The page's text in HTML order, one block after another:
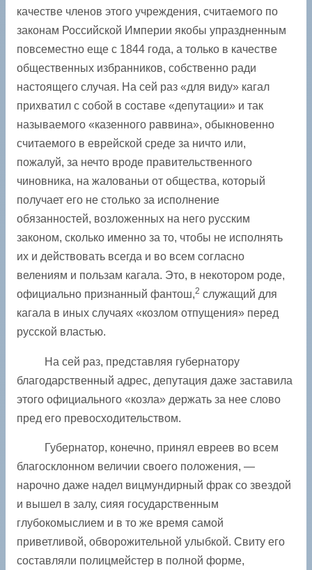
качестве членов этого учреждения, считаемого по
законам Российской Империи якобы упраздненным
повсеместно еще с 1844 года, а только в качестве
общественных избранников, собственно ради
настоящего случая. На сей раз «для виду» кагал
прихватил с собой в составе «депутации» и так
называемого «казенного раввина», обыкновенно
считаемого в еврейской среде за ничто или,
пожалуй, за нечто вроде правительственного
чиновника, на жалованьи от общества, который
получает его не столько за исполнение
обязанностей, возложенных на него русским
законом, сколько именно за то, чтобы не исполнять
их и действовать всегда и во всем согласно
велениям и пользам кагала. Это, в некотором роде,
официально признанный фантош,2 служащий для
кагала в иных случаях «козлом отпущения» перед
русской властью.
На сей раз, представляя губернатору
благодарственный адрес, депутация даже заставила
этого официального «козла» держать за нее слово
пред его превосходительством.
Губернатор, конечно, принял евреев во всем
благосклонном величии своего положения, —
нарочно даже надел вицмундирный фрак со звездой
и вышел в залу, сияя государственным
глубокомыслием и в то же время самой
приветливой, обворожительной улыбкой. Свиту его
составляли полицмейстер в полной форме,